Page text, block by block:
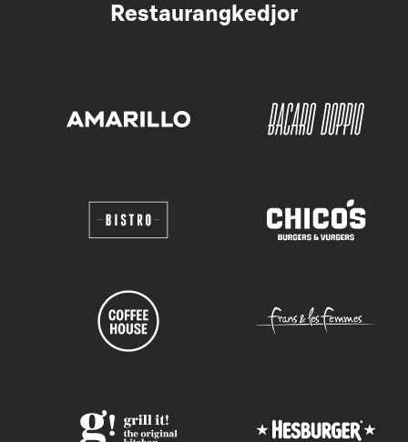
Restaurangkedjor